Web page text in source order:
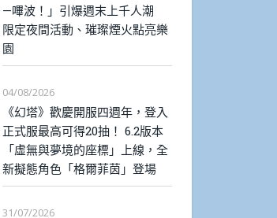
—嗶波！」引爆週末上千人潮
限定夜間活動、璀璨煙火點亮樂
園
04/08/2026
《幻塔》歡慶開服四週年，登入
正式服最高可得20抽！ 6.2版本
「虛無與夢境的座標」上線，全
新擬態角色「格爾菲茵」登場
31/07/2026